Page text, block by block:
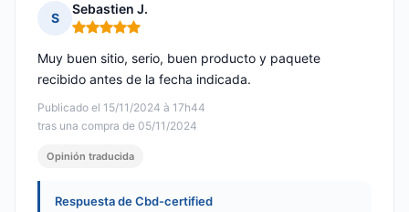
S
Sebastien J.
Nota: 5 de 5
Publicado el 15/11/2024 à 17h44
tras una compra de 05/11/2024
Muy buen sitio, serio, buen producto y paquete
recibido antes de la fecha indicada.
Opinión traducida
Respuesta de Cbd-certified